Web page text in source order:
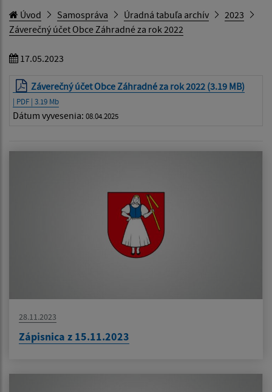
Úvod Samospráva Úradná tabuľa archív
2023
Záverečný účet Obce Záhradné za rok 2022
17.05.2023
Záverečný účet Obce Záhradné za rok 2022 (3.19 MB)
| PDF | 3.19 Mb
Dátum vyvesenia: 08.04.2025
28.11.2023
Zápisnica z 15.11.2023